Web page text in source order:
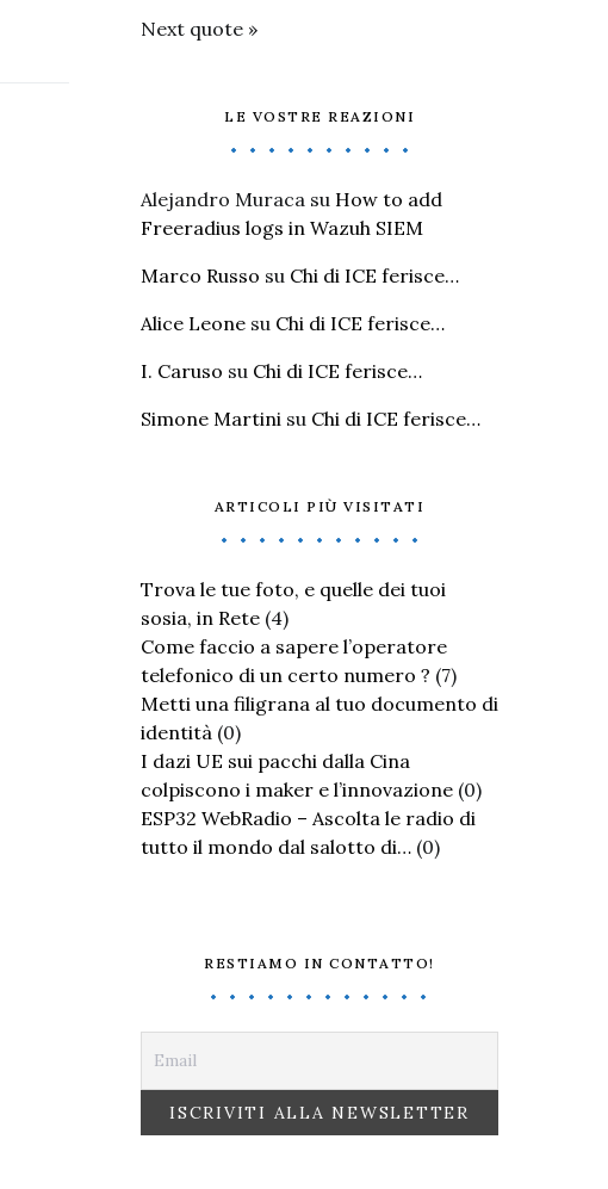
Next quote »
LE VOSTRE REAZIONI
Alejandro Muraca su How to add
Freeradius logs in Wazuh SIEM
Marco Russo su Chi di ICE ferisce…
Alice Leone su Chi di ICE ferisce…
I. Caruso su Chi di ICE ferisce…
Simone Martini su Chi di ICE ferisce…
ARTICOLI PIÙ VISITATI
Trova le tue foto, e quelle dei tuoi
sosia, in Rete (4)
Come faccio a sapere l’operatore
telefonico di un certo numero ? (7)
Metti una filigrana al tuo documento di
identità (0)
I dazi UE sui pacchi dalla Cina
colpiscono i maker e l’innovazione (0)
ESP32 WebRadio – Ascolta le radio di
tutto il mondo dal salotto di… (0)
RESTIAMO IN CONTATTO!